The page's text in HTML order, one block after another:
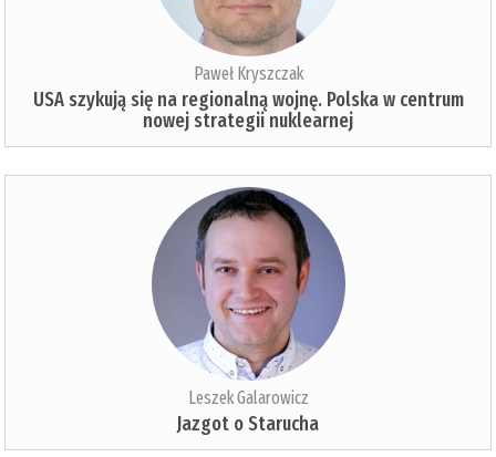
Paweł Kryszczak
USA szykują się na regionalną wojnę. Polska w centrum
nowej strategii nuklearnej
Leszek Galarowicz
Jazgot o Starucha